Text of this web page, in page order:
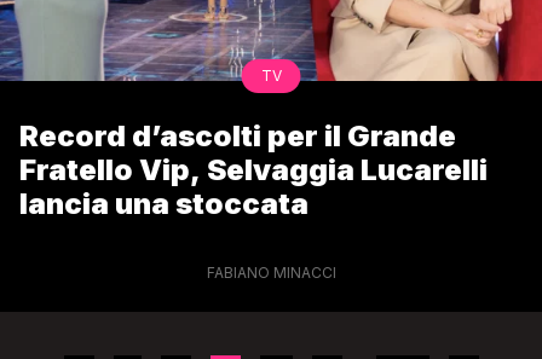
TV
Record d’ascolti per il Grande
Fratello Vip, Selvaggia Lucarelli
lancia una stoccata
FABIANO MINACCI